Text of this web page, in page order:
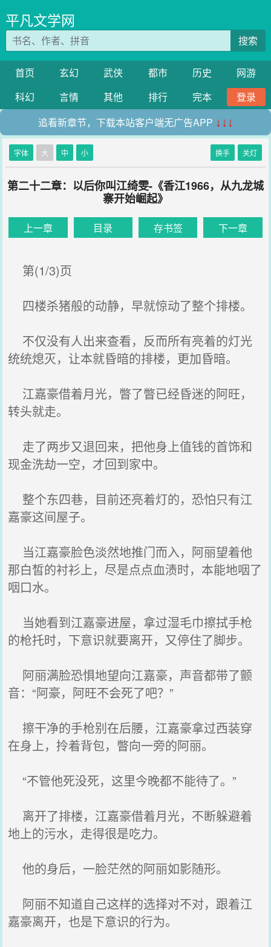
平凡文学网
搜索
首页 玄幻 武侠 都市 历史
网游
科幻
言情 其他 排行 完本
登录
追看新章节，下载本站客户端无广告APP ↓↓↓
字体 大 中 小 换手 关灯
第二十二章：以后你叫江绮雯-《香江1966，从九龙城
寨开始崛起》
上一章 目录 存书签 下一章
第(1/3)页
四楼杀猪般的动静，早就惊动了整个排楼。
不仅没有人出来查看，反而所有亮着的灯光
统统熄灭，让本就昏暗的排楼，更加昏暗。
江嘉豪借着月光，瞥了瞥已经昏迷的阿旺，
转头就走。
走了两步又退回来，把他身上值钱的首饰和
现金洗劫一空，才回到家中。
整个东四巷，目前还亮着灯的，恐怕只有江
嘉豪这间屋子。
当江嘉豪脸色淡然地推门而入，阿丽望着他
那白皙的衬衫上，尽是点点血渍时，本能地咽了
咽口水。
当她看到江嘉豪进屋，拿过湿毛巾擦拭手枪
的枪托时，下意识就要离开，又停住了脚步。
阿丽满脸恐惧地望向江嘉豪，声音都带了颤
音：“阿豪，阿旺不会死了吧？”
擦干净的手枪别在后腰，江嘉豪拿过西装穿
在身上，拎着背包，瞥向一旁的阿丽。
“不管他死没死，这里今晚都不能待了。”
离开了排楼，江嘉豪借着月光，不断躲避着
地上的污水，走得很是吃力。
他的身后，一脸茫然的阿丽如影随形。
阿丽不知道自己这样的选择对不对，跟着江
嘉豪离开，也是下意识的行为。